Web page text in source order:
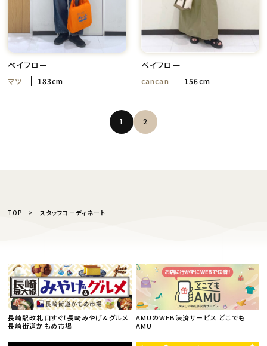
ベイフロー
マツ 183cm
ベイフロー
cancan 156cm
1 2
TOP スタッフコーディネート
長崎駅改札口すぐ！長崎みやげ＆グルメ
長崎街道かもめ市場
AMUのWEB決済サービス どこでも
AMU